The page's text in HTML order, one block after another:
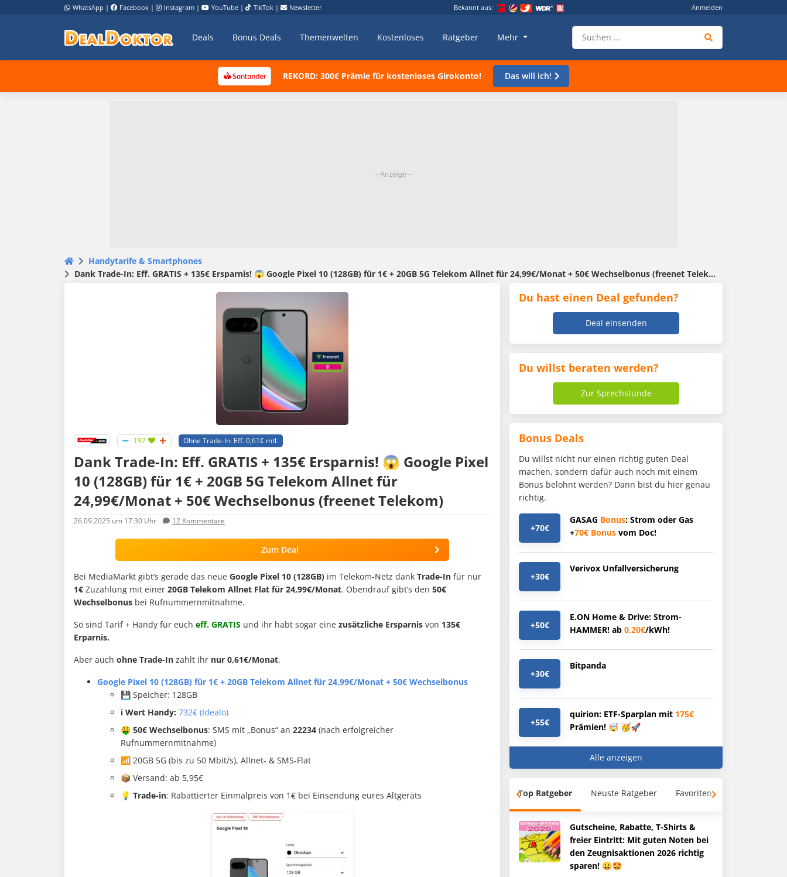
WhatsApp | Facebook | Instagram | YouTube | TikTok | Newsletter Bekannt aus: Anmelden
Deals Bonus Deals Themenwelten Kostenloses Ratgeber Mehr
REKORD: 300€ Prämie für kostenloses Girokonto! Das will ich!
Handytarife & Smartphones
Dank Trade-In: Eff. GRATIS + 135€ Ersparnis! 😱 Google Pixel 10 (128GB) für 1€ + 20GB 5G Telekom Allnet für 24,99€/Monat + 50€ Wechselbonus (freenet Telekom)
197 Ohne Trade-In: Eff. 0,61€ mtl.
Dank Trade-In: Eff. GRATIS + 135€ Ersparnis! 😱 Google Pixel
10 (128GB) für 1€ + 20GB 5G Telekom Allnet für
24,99€/Monat + 50€ Wechselbonus (freenet Telekom)
26.09.2025 um 17:30 Uhr 12 Kommentare
Zum Deal
Bei MediaMarkt gibt’s gerade das neue Google Pixel 10 (128GB) im Telekom-Netz dank Trade-In für nur
1€ Zuzahlung mit einer 20GB Telekom Allnet Flat für 24,99€/Monat. Obendrauf gibt’s den 50€
Wechselbonus bei Rufnummernmitnahme.
So sind Tarif + Handy für euch eff. GRATIS und ihr habt sogar eine zusätzliche Ersparnis von 135€
Erparnis.
Aber auch ohne Trade-In zahlt ihr nur 0,61€/Monat.
Google Pixel 10 (128GB) für 1€ + 20GB Telekom Allnet für 24,99€/Monat + 50€ Wechselbonus
💾 Speicher: 128GB
ℹ️ Wert Handy: 732€ (Idealo)
🤑 50€ Wechselbonus: SMS mit „Bonus“ an 22234 (nach erfolgreicher
Rufnummernmitnahme)
📶 20GB 5G (bis zu 50 Mbit/s), Allnet- & SMS-Flat
📦 Versand: ab 5,95€
💡 Trade-in: Rabattierter Einmalpreis von 1€ bei Einsendung eures Altgeräts
Du hast einen Deal gefunden?
Deal einsenden
Du willst beraten werden?
Zur Sprechstunde
Bonus Deals
Du willst nicht nur einen richtig guten Deal
machen, sondern dafür auch noch mit einem
Bonus belohnt werden? Dann bist du hier genau
richtig.
+70€
GASAG Bonus: Strom oder Gas
+70€ Bonus vom Doc!
+30€
Verivox Unfallversicherung
+50€
E.ON Home & Drive: Strom-
HAMMER! ab 0,20€/kWh!
+30€
Bitpanda
+55€
quirion: ETF-Sparplan mit 175€
Prämien! 🤯 🥳🚀
Alle anzeigen
Top Ratgeber Neuste Ratgeber Favoriten
Gutscheine, Rabatte, T-Shirts &
freier Eintritt: Mit guten Noten bei
den Zeugnisaktionen 2026 richtig
sparen! 😀🤩